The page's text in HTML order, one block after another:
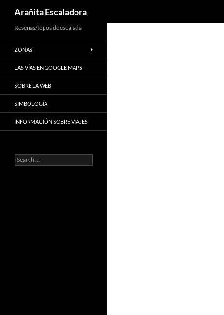
to
content
Arañita Escaladora
Reseñas/topos de escalada
ZONAS
LAS VÍAS EN GOOGLE MAPS
SOBRE LA WEB
SIMBOLOGÍA
INFORMACIÓN SOBRE VIAJES
Search
for: